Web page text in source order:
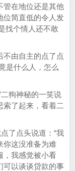
管在地位还是其他
位简直低的令人发
找个情人还不敢
不由自主的点了点
是什么人，怎么
狗神秘的一笑说
索了起来，看着二
了点头说道：“我
你这没准备为难
，我感觉被小看
可以谈谈贷款的事